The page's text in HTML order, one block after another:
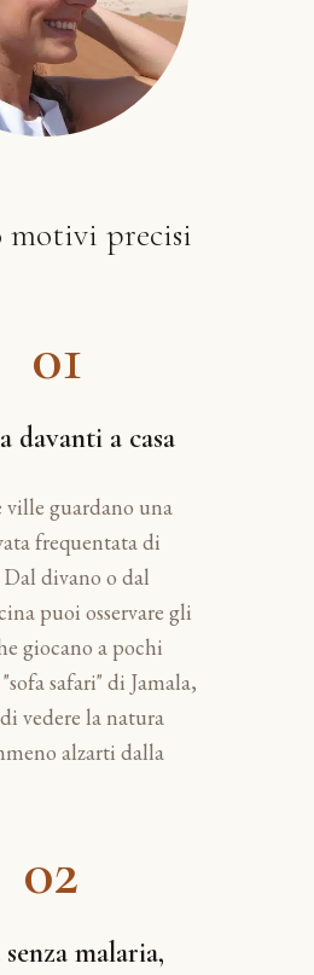
precisi
01
davanti a casa
ville guardano una
frequentata di
divano o dal
puoi osservare gli
giocano a pochi
safari" di Jamala,
vedere la natura
alzarti dalla
02
malaria,